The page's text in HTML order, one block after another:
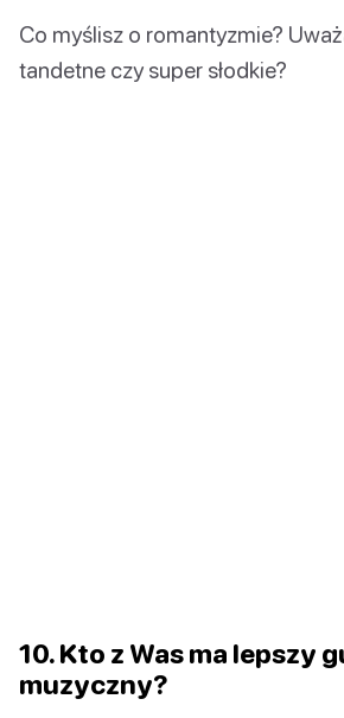
Co myślisz o romantyzmie?
tandetne czy super słodkie?
10. Kto z Was ma lepszy
muzyczny?